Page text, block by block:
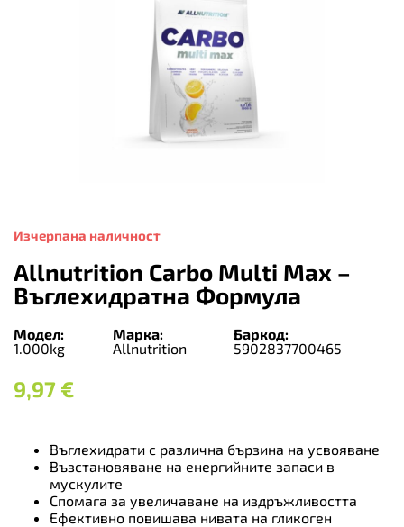
Изчерпана наличност
Allnutrition Carbo Multi Max –
Въглехидратна Формула
Модел:
1.000kg
Марка:
Allnutrition
Баркод:
5902837700465
9,97 €
Въглехидрати с различна бързина на усвояване
Възстановяване на енергийните запаси в
мускулите
Спомага за увеличаване на издръжливостта
Ефективно повишава нивата на гликоген